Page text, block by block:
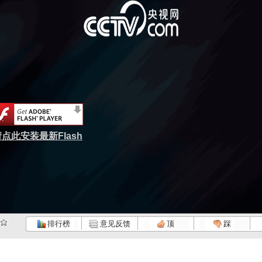
点此安装最新Flash
排行榜 意见反馈 顶 踩